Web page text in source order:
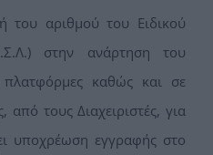
αριθμού του Ειδικού
στην ανάρτηση του
πλατφόρμες καθώς και σε
τους Διαχειριστές, για
υποχρέωση εγγραφής στο